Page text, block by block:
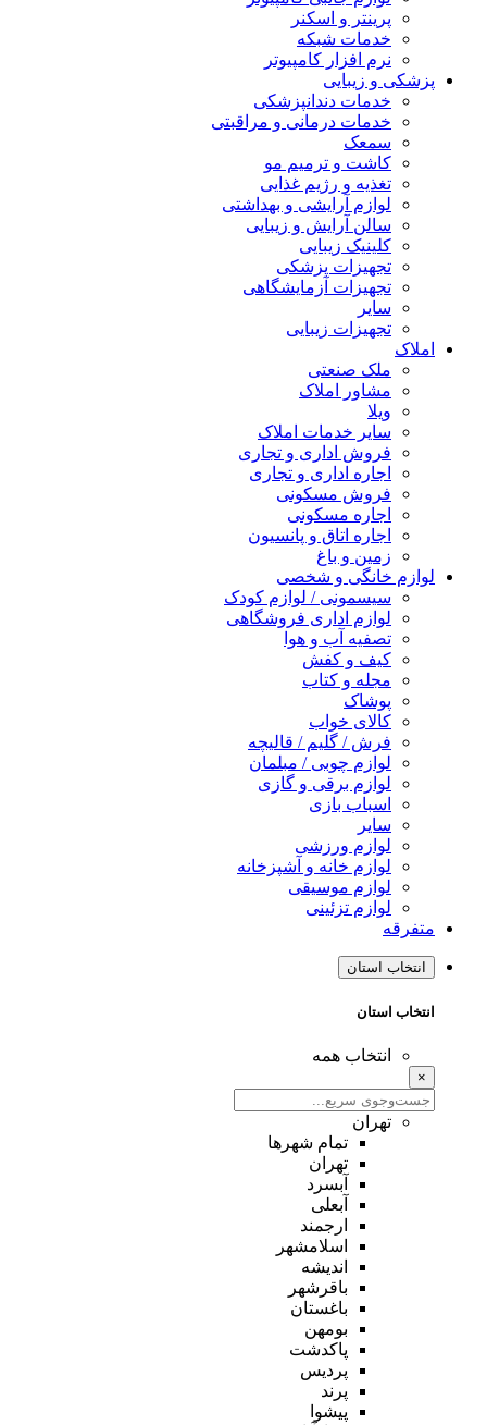
پرینتر و اسکنر
خدمات شبکه
نرم افزار کامپیوتر
پزشکی و زیبایی
خدمات دندانپزشکی
خدمات درمانی و مراقبتی
سمعک
کاشت و ترمیم مو
تغذیه و رژیم غذایی
لوازم آرایشی و بهداشتی
سالن آرایش و زیبایی
کلینیک زیبایی
تجهیزات پزشکی
تجهیزات آزمایشگاهی
سایر
تجهیزات زیبایی
املاک
ملک صنعتی
مشاور املاک
ویلا
سایر خدمات املاک
فروش اداری و تجاری
اجاره اداری و تجاری
فروش مسکونی
اجاره مسکونی
اجاره اتاق و پانسیون
زمین و باغ
لوازم خانگی و شخصی
سیسمونی / لوازم کودک
لوازم اداری فروشگاهی
تصفیه آب و هوا
کیف و کفش
مجله و کتاب
پوشاک
کالای خواب
فرش / گلیم / قالیچه
لوازم چوبی / مبلمان
لوازم برقی و گازی
اسباب بازی
سایر
لوازم ورزشی
لوازم خانه و آشپزخانه
لوازم موسیقی
لوازم تزئینی
متفرقه
انتخاب استان
انتخاب استان
انتخاب همه
×
تهران
تمام شهر‌ها
تهران
آبسرد
آبعلی
ارجمند
اسلامشهر
اندیشه
باقرشهر
باغستان
بومهن
پاکدشت
پردیس
پرند
پیشوا